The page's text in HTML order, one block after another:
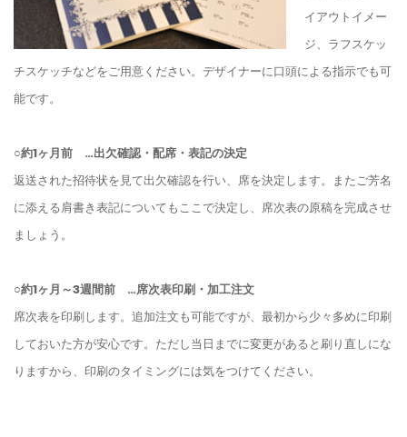
イアウトイメー
ジ、ラフスケッ
チスケッチなどをご用意ください。デザイナーに口頭による指示でも可
能です。
○約1ヶ月前 …出欠確認・配席・表記の決定
返送された招待状を見て出欠確認を行い、席を決定します。またご芳名
に添える肩書き表記についてもここで決定し、席次表の原稿を完成させ
ましょう。
○約1ヶ月～3週間前 …席次表印刷・加工注文
席次表を印刷します。追加注文も可能ですが、最初から少々多めに印刷
しておいた方が安心です。ただし当日までに変更があると刷り直しにな
りますから、印刷のタイミングには気をつけてください。